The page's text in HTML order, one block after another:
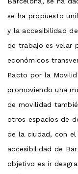
se ha propuesto
y la accesibilidad
de trabajo es velar
económicos
Pacto por la
promoviendo una
de movilidad
otros espacios de
de la ciudad, con
accesibilidad de
objetivo es ir